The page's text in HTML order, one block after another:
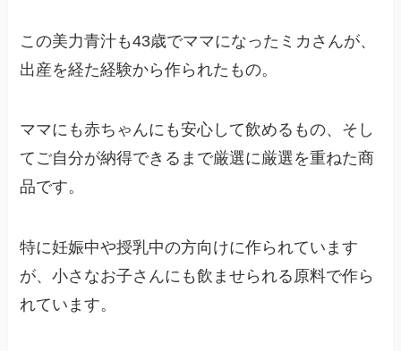
この美力青汁も43歳でママになったミカさんが、
出産を経た経験から作られたもの。
ママにも赤ちゃんにも安心して飲めるもの、そし
てご自分が納得できるまで厳選に厳選を重ねた商
品です。
特に妊娠中や授乳中の方向けに作られています
が、小さなお子さんにも飲ませられる原料で作ら
れています。